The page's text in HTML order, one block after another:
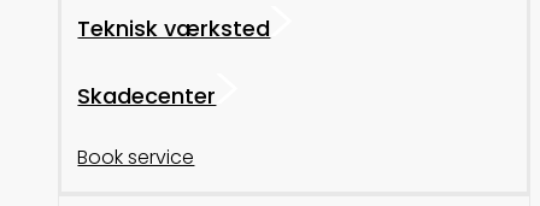
Teknisk værksted
Skadecenter
Book service